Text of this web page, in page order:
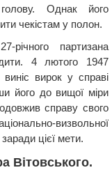
Однак його
чекістам у полон.
річного партизана
4 лютого 1947
виніс вирок у справі
його до вищої міри
справу свого
визвольної
цієї мети.
Вітовського.